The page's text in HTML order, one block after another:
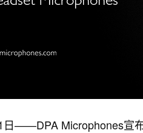
日——DPA Microphones宣